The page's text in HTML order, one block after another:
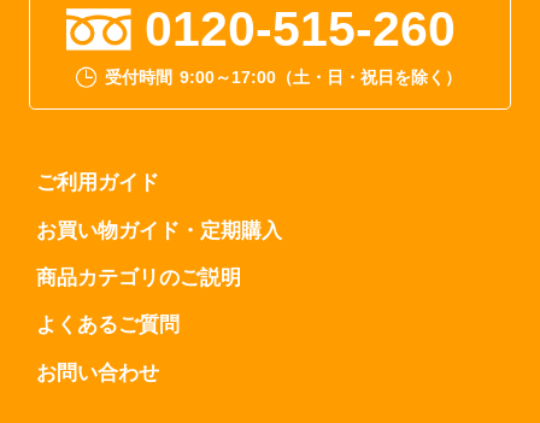
0120-515-260
受付時間 9:00～17:00（土・日・祝日を除く）
ご利用ガイド
お買い物ガイド・定期購入
商品カテゴリのご説明
よくあるご質問
お問い合わせ